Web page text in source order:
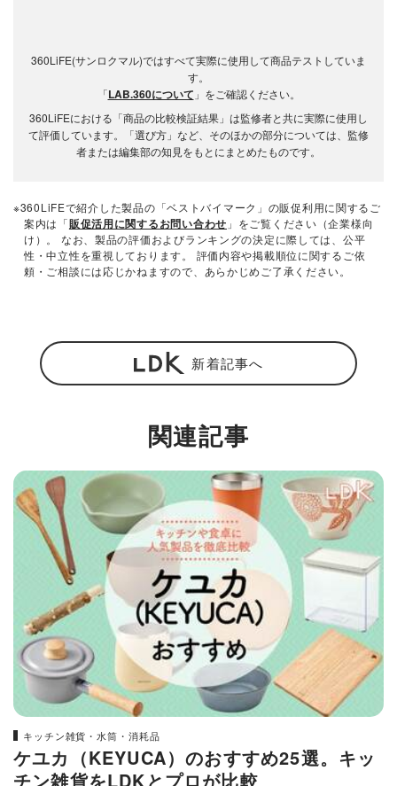
360LiFE(サンロクマル)ではすべて実際に使用して商品テストしていま
す。
「LAB.360について 」をご確認ください。
360LiFEにおける「商品の比較検証結果」は監修者と共に実際に使用し
て評価しています。「選び方」など、そのほかの部分については、監修
者または編集部の知見をもとにまとめたものです。
※360LiFEで紹介した製品の「ベストバイマーク」の販促利用に関するご
案内は「販促活用に関するお問い合わせ 」をご覧ください（企業様向
け）。 なお、製品の評価およびランキングの決定に際しては、公平
性・中立性を重視しております。 評価内容や掲載順位に関するご依
頼・ご相談には応じかねますので、あらかじめご了承ください。
新着記事へ
関連記事
キッチン雑貨・水筒・消耗品
ケユカ（KEYUCA）のおすすめ25選。キッ
チン雑貨をLDKとプロが比較